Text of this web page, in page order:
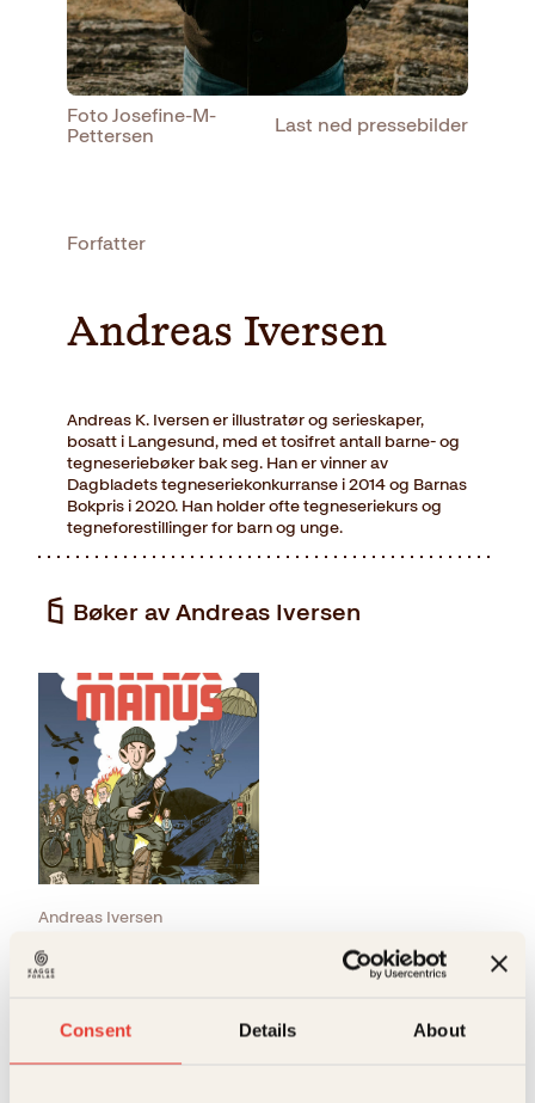
Consent Details About
Foto Josefine-M-
Pettersen
Last ned pressebilder
Forfatter
Andreas Iversen
Andreas K. Iversen er illustratør og serieskaper,
bosatt i Langesund, med et tosifret antall barne- og
tegneseriebøker bak seg. Han er vinner av
Dagbladets tegneseriekonkurranse i 2014 og Barnas
Bokpris i 2020. Han holder ofte tegneseriekurs og
tegneforestillinger for barn og unge.
Bøker av Andreas Iversen
Andreas Iversen
Max Manus
Artikler